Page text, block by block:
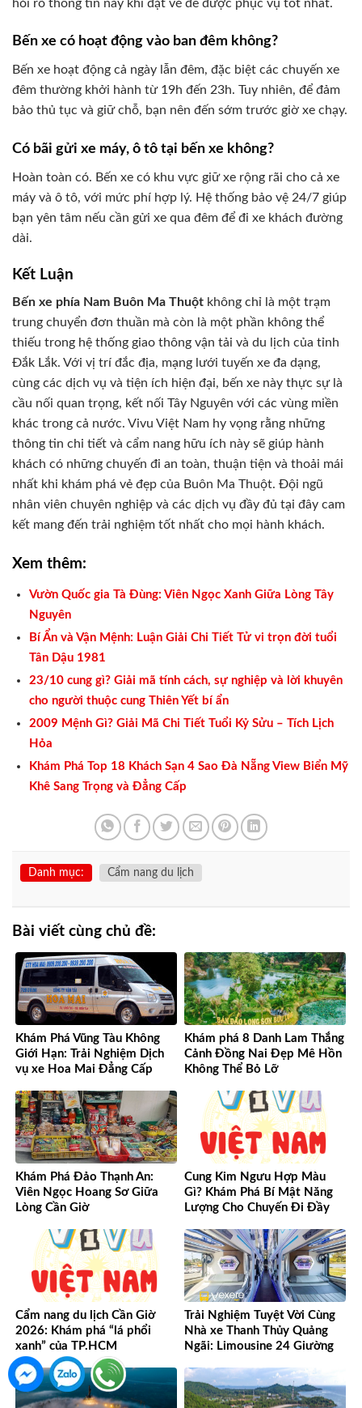
hỏi rõ thông tin này khi đặt vé để được phục vụ tốt nhất.
Bến xe có hoạt động vào ban đêm không?
Bến xe hoạt động cả ngày lẫn đêm, đặc biệt các chuyến xe
đêm thường khởi hành từ 19h đến 23h. Tuy nhiên, để đảm
bảo thủ tục và giữ chỗ, bạn nên đến sớm trước giờ xe chạy.
Có bãi gửi xe máy, ô tô tại bến xe không?
Hoàn toàn có. Bến xe có khu vực giữ xe rộng rãi cho cả xe
máy và ô tô, với mức phí hợp lý. Hệ thống bảo vệ 24/7 giúp
bạn yên tâm nếu cần gửi xe qua đêm để đi xe khách đường
dài.
Kết Luận
Bến xe phía Nam Buôn Ma Thuột không chỉ là một trạm
trung chuyển đơn thuần mà còn là một phần không thể
thiếu trong hệ thống giao thông vận tải và du lịch của tỉnh
Đắk Lắk. Với vị trí đắc địa, mạng lưới tuyến xe đa dạng,
cùng các dịch vụ và tiện ích hiện đại, bến xe này thực sự là
cầu nối quan trọng, kết nối Tây Nguyên với các vùng miền
khác trong cả nước. Vivu Việt Nam hy vọng rằng những
thông tin chi tiết và cẩm nang hữu ích này sẽ giúp hành
khách có những chuyến đi an toàn, thuận tiện và thoải mái
nhất khi khám phá vẻ đẹp của Buôn Ma Thuột. Đội ngũ
nhân viên chuyên nghiệp và các dịch vụ đầy đủ tại đây cam
kết mang đến trải nghiệm tốt nhất cho mọi hành khách.
Xem thêm:
Vườn Quốc gia Tà Đùng: Viên Ngọc Xanh Giữa Lòng Tây
Nguyên
Bí Ẩn và Vận Mệnh: Luận Giải Chi Tiết Tử vi trọn đời tuổi
Tân Dậu 1981
23/10 cung gì? Giải mã tính cách, sự nghiệp và lời khuyên
cho người thuộc cung Thiên Yết bí ẩn
2009 Mệnh Gì? Giải Mã Chi Tiết Tuổi Kỷ Sửu – Tích Lịch
Hỏa
Khám Phá Top 18 Khách Sạn 4 Sao Đà Nẵng View Biển Mỹ
Khê Sang Trọng và Đẳng Cấp
Danh mục: Cẩm nang du lịch
Bài viết cùng chủ đề:
Khám Phá Vũng Tàu Không
Giới Hạn: Trải Nghiệm Dịch
vụ xe Hoa Mai Đẳng Cấp
Khám phá 8 Danh Lam Thắng
Cảnh Đồng Nai Đẹp Mê Hồn
Không Thể Bỏ Lỡ
Khám Phá Đảo Thạnh An:
Viên Ngọc Hoang Sơ Giữa
Lòng Cần Giờ
Cung Kim Ngưu Hợp Màu
Gì? Khám Phá Bí Mật Năng
Lượng Cho Chuyến Đi Đầy
Cẩm nang du lịch Cần Giờ
2026: Khám phá “lá phổi
xanh” của TP.HCM
Trải Nghiệm Tuyệt Vời Cùng
Nhà xe Thanh Thủy Quảng
Ngãi: Limousine 24 Giường